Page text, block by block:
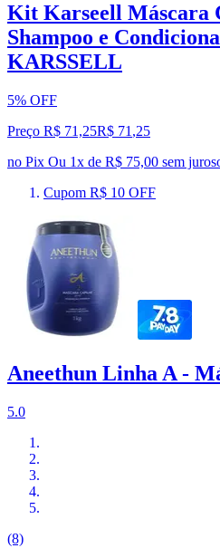
Kit Karseell Máscara
Shampoo e
KARSSELL
5% OFF
Preço R$ 71,25R$ 71 ,25
no Pix Ou 1x de R$ 75,00 sem juros
Cupom R$ 10 OFF
Aneethun Linha A -
5.0
(8)